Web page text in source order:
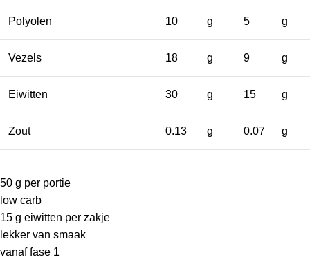
Polyolen 10 g 5 g
Vezels 18 g 9 g
Eiwitten 30 g 15 g
Zout 0.13 g 0.07 g
50 g per portie
low carb
15 g eiwitten per zakje
lekker van smaak
vanaf fase 1